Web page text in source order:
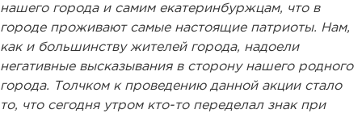
нашего города и самим екатеринбуржцам, что в
городе проживают самые настоящие патриоты. Нам,
как и большинству жителей города, надоели
негативные высказывания в сторону нашего родного
города. Толчком к проведению данной акции стало
то, что сегодня утром кто-то переделал знак при